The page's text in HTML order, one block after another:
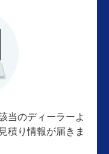
当のディーラーよ
積り情報が届きま